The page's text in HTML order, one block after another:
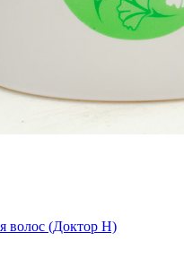
волос (Доктор Н)